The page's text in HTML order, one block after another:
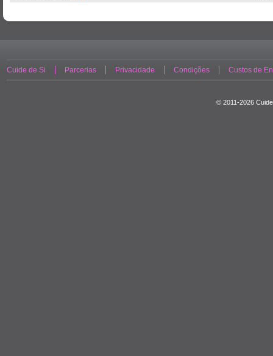
Cuide de Si Parcerias Privacidade Condições Custos de
© 2011-2026